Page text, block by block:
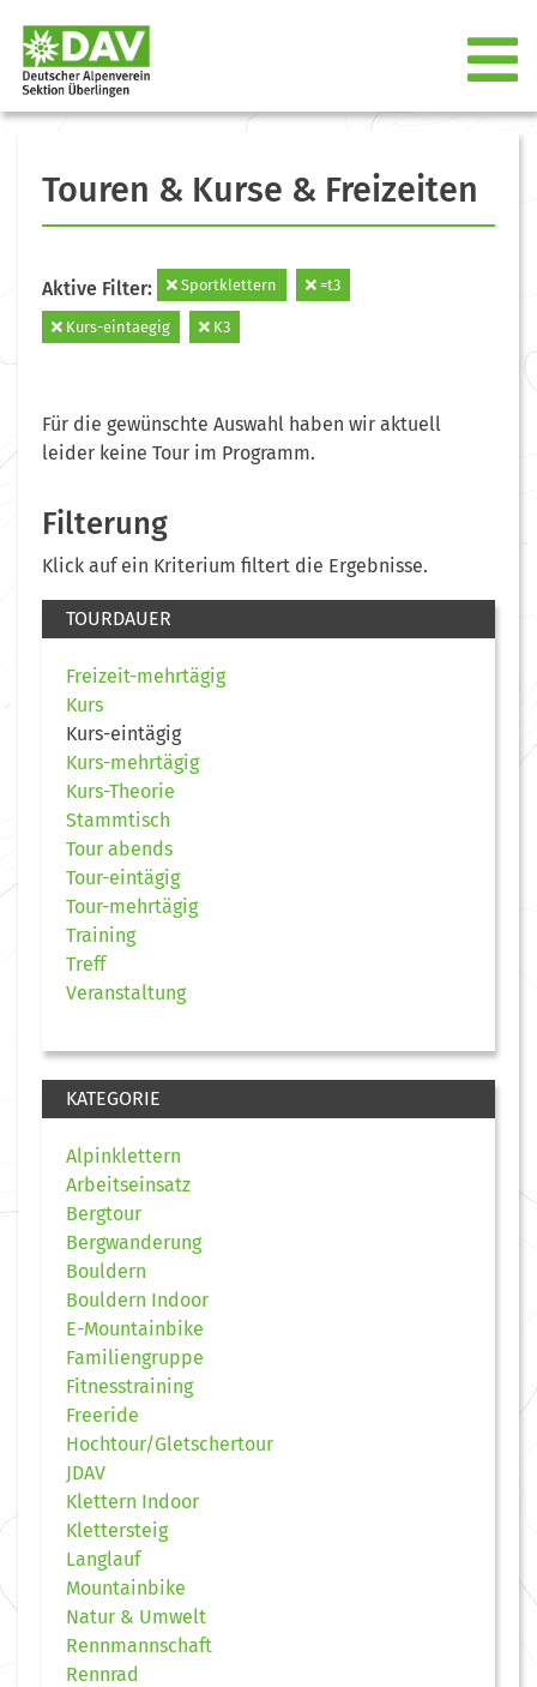
Touren & Kurse & Freizeiten
Aktive Filter: Sportklettern =t3
Kurs-eintaegig K3
Für die gewünschte Auswahl haben wir aktuell
leider keine Tour im Programm.
Filterung
Klick auf ein Kriterium filtert die Ergebnisse.
TOURDAUER
Freizeit-mehrtägig
Kurs
Kurs-eintägig
Kurs-mehrtägig
Kurs-Theorie
Stammtisch
Tour abends
Tour-eintägig
Tour-mehrtägig
Training
Treff
Veranstaltung
KATEGORIE
Alpinklettern
Arbeitseinsatz
Bergtour
Bergwanderung
Bouldern
Bouldern Indoor
E-Mountainbike
Familiengruppe
Fitnesstraining
Freeride
Hochtour/Gletschertour
JDAV
Klettern Indoor
Klettersteig
Langlauf
Mountainbike
Natur & Umwelt
Rennmannschaft
Rennrad